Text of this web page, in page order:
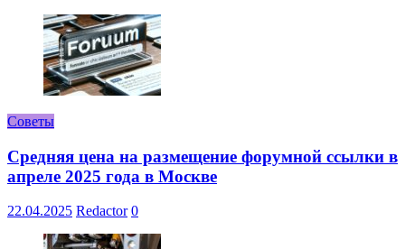
Советы
Средняя цена на размещение форумной ссылки в
апреле 2025 года в Москве
22.04.2025 Redactor 0